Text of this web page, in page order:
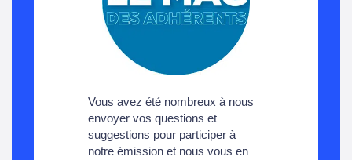
Vous avez été nombreux à nous
envoyer vos questions et
suggestions pour participer à
notre émission et nous vous en